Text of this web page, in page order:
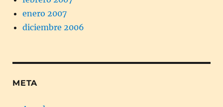
enero 2007
diciembre 2006
META